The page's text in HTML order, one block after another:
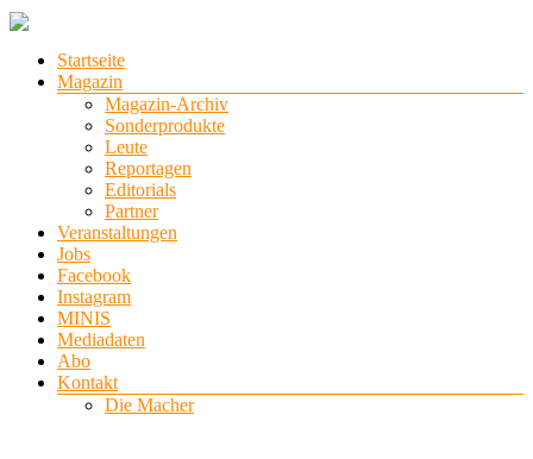
Zum
springen
stadtlichter
Lüneburg,
Winsen
Menü
Startseite
Magazin
Magazin-Archiv
Sonderprodukte
Leute
Reportagen
Editorials
Partner
Veranstaltungen
Jobs
Facebook
Instagram
MINIS
Mediadaten
Abo
Kontakt
Die Macher